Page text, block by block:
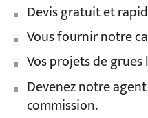
Devis gratuit et
Vous fournir notre
Vos projets de
Devenez notre
commission.